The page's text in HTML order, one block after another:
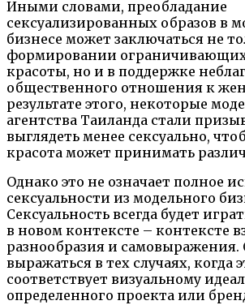
Иными словами, преобладание
сексуализированных образов в
бизнесе может заключаться не
формировании ограничивающих
красоты, но и в поддержке
общественного отношения к
результате этого, некоторые
агентства Таиланда стали
выглядеть менее сексуально,
красота может принимать
Однако это не означает полное
сексуальности из модельного
Сексуальность всегда будет
в новом контексте – контексте
разнообразия и самовыражения.
выражаться в тех случаях, когда
соответствует визуальному
определенного проекта или